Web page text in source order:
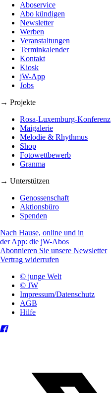
Aboservice
Abo kündigen
Newsletter
Werben
Veranstaltungen
Terminkalender
Kontakt
Kiosk
jW-App
Jobs
→ Projekte
Rosa-Luxemburg-Konferenz
Maigalerie
Melodie & Rhythmus
Shop
Fotowettbewerb
Granma
→ Unterstützen
Genossenschaft
Aktionsbüro
Spenden
Nach Hause, online und in
der App: die jW-Abos
Abonnieren Sie unsere Newsletter
Vertrag widerrufen
© junge Welt
© JW
Impressum/Datenschutz
AGB
Hilfe